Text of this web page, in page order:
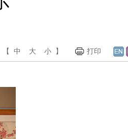
【 中 大 小 】 打印